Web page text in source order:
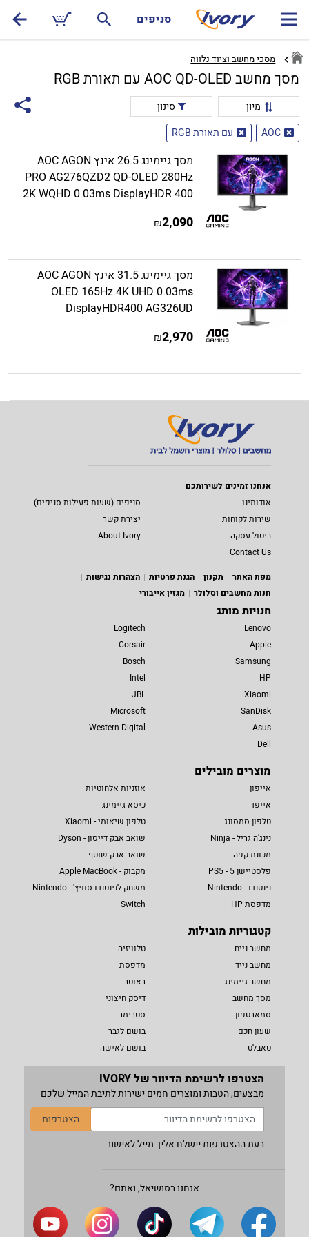
סניפים
מסכי מחשב וציוד נלווה
מסך מחשב AOC QD-OLED עם תאורת RGB
מיון
סינון
AOC
עם תאורת RGB
מסך גיימינג 26.5 אינץ AOC AGON
PRO AG276QZD2 QD-OLED 280Hz
2K WQHD 0.03ms DisplayHDR 400
2,090
₪
מסך גיימינג 31.5 אינץ AOC AGON
OLED 165Hz 4K UHD 0.03ms
DisplayHDR400 AG326UD
2,970
₪
אנחנו זמינים לשירותכם
אודותינו
סניפים (שעות פעילות סניפים)
שירות לקוחות
יצירת קשר
ביטול עסקה
About Ivory
Contact Us
מפת האתר
תקנון הגנת פרטיות
הצהרות נגישות
חנות מחשבים וסלולר
מגזין אייבורי
חנויות מותג
Lenovo
Apple
Samsung
HP
Xiaomi
SanDisk
Asus
Dell
Logitech
Corsair
Bosch
Intel
JBL
Microsoft
Western Digital
מוצרים מובילים
אייפון
אייפד
טלפון סמסונג
נינג'ה גריל - Ninja
מכונת קפה
פלסטיישן 5 - PS5
נינטנדו - Nintendo
מדפסת HP
אוזניות אלחוטיות
כיסא גיימינג
טלפון שיאומי - Xiaomi
שואב אבק דייסון - Dyson
שואב אבק שוטף
מקבוק - Apple MacBook
משחק לנינטנדו סוויץ' - Nintendo
Switch
קטגוריות מובילות
מחשב נייח
מחשב נייד
מחשב גיימינג
מסך מחשב
סמארטפון
שעון חכם
טאבלט
טלוויזיה
מדפסת
ראוטר
דיסק חיצוני
סטרימר
בושם לגבר
בושם לאישה
הצטרפו לרשימת הדיוור של IVORY
מבצעים, הטבות ומוצרים חמים ישירות לתיבת המייל שלכם
הצטרפות
בעת ההצטרפות יישלח אליך מייל לאישור
אנחנו בסושיאל, ואתם?